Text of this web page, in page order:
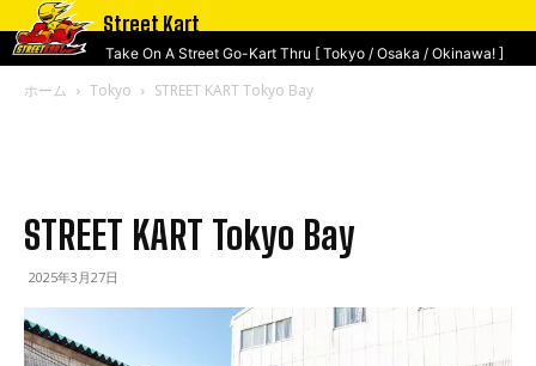
Street Kart
Take On A Street Go-Kart Thru [ Tokyo / Osaka / Okinawa! ]
ホーム Tokyo STREET KART Tokyo Bay
STREET KART Tokyo Bay
2025年3月27日